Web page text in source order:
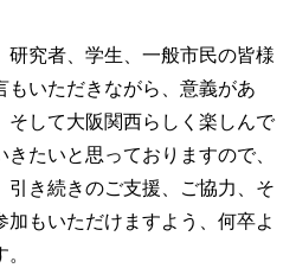
究者、学生、一般市民の皆様
もいただきながら、意義があ
そして大阪関西らしく楽しんで
たいと思っておりますので、
引き続きのご支援、ご協力、そ
加もいただけますよう、何卒よ